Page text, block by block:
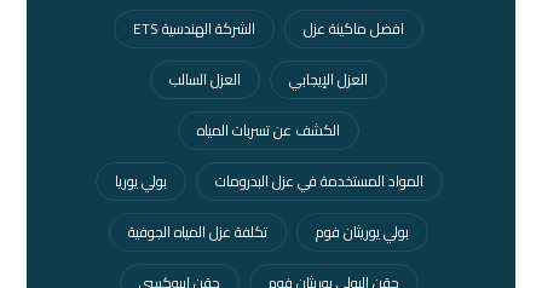
افضل ماكينة عزل
الشركة الهندسية ETS
العزل الإيجابي
العزل السالب
الكشف عن تسربات المياه
المواد المستخدمة في عزل البدرومات
بولي يوريا
بولي يوريثان فوم
تكلفة عزل المياه الجوفية
حقن البولي يوريثان فوم
حقن ايبوكسي